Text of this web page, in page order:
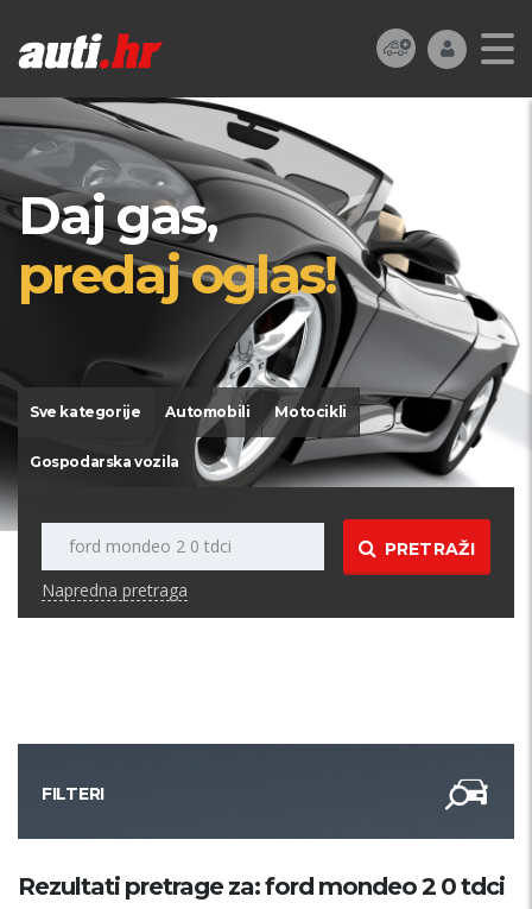
Daj gas,
predaj oglas!
Sve kategorije Automobili Motocikli
Gospodarska vozila
PRETRAŽI
Napredna pretraga
FILTERI
Kategorija
Rezultati pretrage za: ford mondeo 2 0 tdci